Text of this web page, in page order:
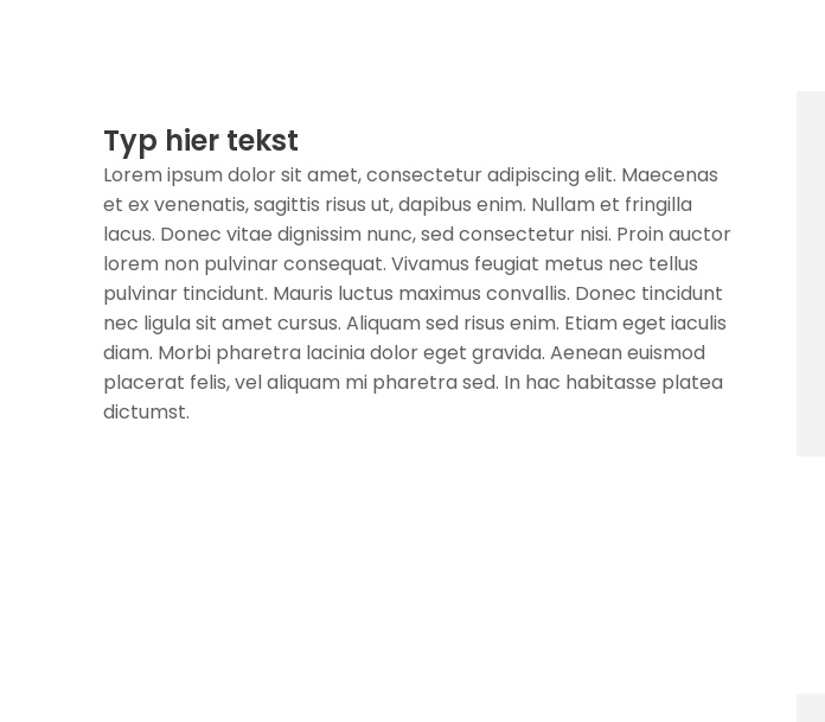
Typ hier tekst
Lorem ipsum dolor sit amet, consectetur adipiscing elit. Maecenas
et ex venenatis, sagittis risus ut, dapibus enim. Nullam et fringilla
lacus. Donec vitae dignissim nunc, sed consectetur nisi. Proin auctor
lorem non pulvinar consequat. Vivamus feugiat metus nec tellus
pulvinar tincidunt. Mauris luctus maximus convallis. Donec tincidunt
nec ligula sit amet cursus. Aliquam sed risus enim. Etiam eget iaculis
diam. Morbi pharetra lacinia dolor eget gravida. Aenean euismod
placerat felis, vel aliquam mi pharetra sed. In hac habitasse platea
dictumst.